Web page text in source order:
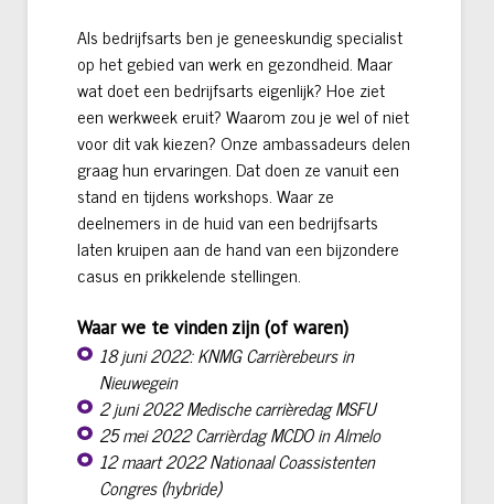
Als bedrijfsarts ben je geneeskundig specialist
op het gebied van werk en gezondheid. Maar
wat doet een bedrijfsarts eigenlijk? Hoe ziet
een werkweek eruit? Waarom zou je wel of niet
voor dit vak kiezen? Onze ambassadeurs delen
graag hun ervaringen. Dat doen ze vanuit een
stand en tijdens workshops. Waar ze
deelnemers in de huid van een bedrijfsarts
laten kruipen aan de hand van een bijzondere
casus en prikkelende stellingen.
Waar we te vinden zijn (of waren)
18 juni 2022: KNMG Carrièrebeurs in
Nieuwegein
2 juni2022 Medische carrièredag MSFU
25 mei2022Carrièrdag MCDO in Almelo
12 maart 2022 Nationaal Coassistenten
Congres (hybride)